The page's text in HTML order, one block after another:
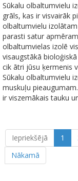
Sūkalu olbaltumvielu
grāls, kas ir visvairāk
olbaltumvielu
parasti satur
olbaltumvielas izolē
visaugstākā
cik ātri jūsu ķermenis
Sūkalu olbaltumvielu
muskuļu
ir viszemākais tauku
Iepriekšējā 1
Nākamā